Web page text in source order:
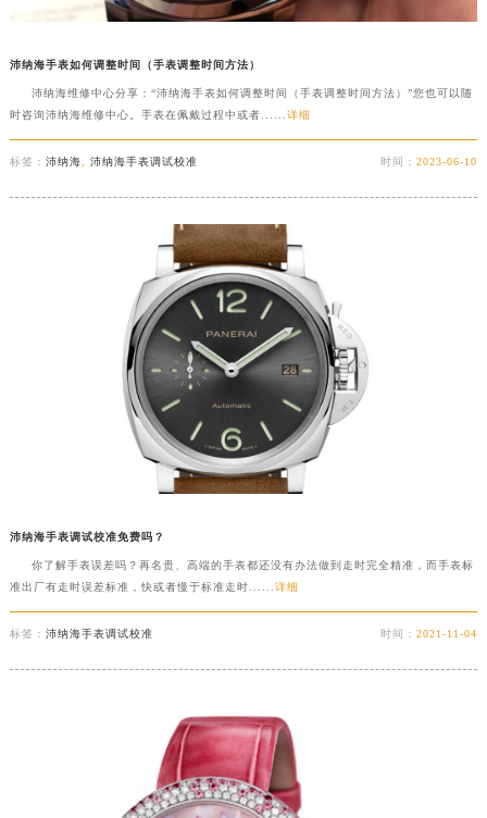
沛纳海手表如何调整时间（手表调整时间方法）
沛纳海维修中心分享：“沛纳海手表如何调整时间（手表调整时间方法）”您也可以随
时咨询沛纳海维修中心。手表在佩戴过程中或者...... 详细
标签： 沛纳海 沛纳海手表调试校准 时间：2023-06-10
沛纳海手表调试校准免费吗？
你了解手表误差吗？再名贵、高端的手表都还没有办法做到走时完全精准，而手表标
准出厂有走时误差标准，快或者慢于标准走时...... 详细
标签： 沛纳海手表调试校准 时间：2021-11-04